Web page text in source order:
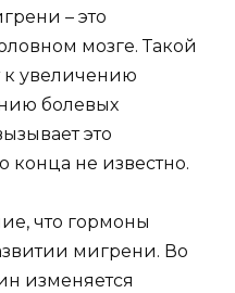
– это
мозге. Такой
к увеличению
болевых
это
конца не известно.
что гормоны
мигрени. Во
изменяется